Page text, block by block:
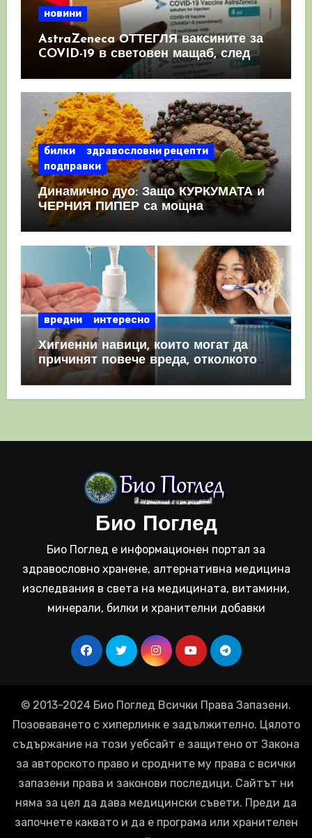
новини
AstraZeneca ОТТЕГЛЯ ваксините за
COVID-19 в световен мащаб, след
като призна, че те причиняват
билки
здравословни рецепти
подправки
Динамично дуо: Защо КУРКУМАТА и
ЧЕРНИЯ ПИПЕР са мощна
комбинация
вредни интересно
Хигиенни навици, които могат да
причинят повече вреда, отколкото
полза
Био Поглед
Био Поглед е информационен портал за
здравословно хранене, алтернативна медицина
изследвания в света на медицината, витамини,
минерали, билки и хранителни добавки
© 2013-2024 Био Поглед Всички Права Запазени.
Позоваването с хиперлинк е задължително. Цялото
съдържание на този уебсайт е защитено от Закона
за авторското право и сродните му права с всички
запазени права и законови последици. Сайтът ни
няма за цел да дава медицински съвети. Преди да
започнете каквато и да е програма или хранителен